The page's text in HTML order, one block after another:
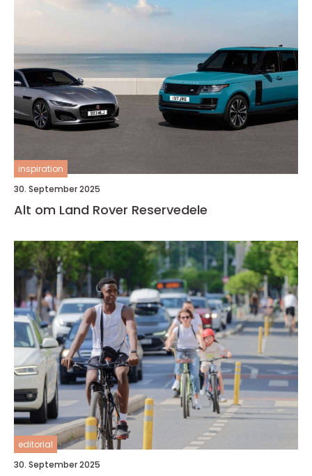
inspiration
30. September 2025
Alt om Land Rover Reservedele
editorial
30. September 2025